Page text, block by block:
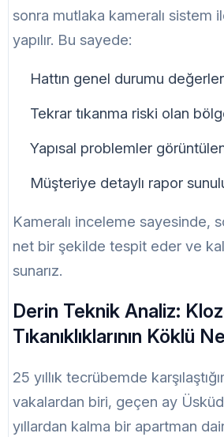
sonra mutlaka kameralı sistem
yapılır. Bu sayede:
Hattın genel durumu
Tekrar tıkanma riski olan
Yapısal problemler
Müşteriye detaylı rapor
Kameralı inceleme sayesinde,
net bir şekilde tespit eder ve
sunarız.
Derin Teknik Analiz:
Tıkanıklıklarının Köklü
25 yıllık tecrübemde
vakalardan biri, geçen ay
yıllardan kalma bir apartman